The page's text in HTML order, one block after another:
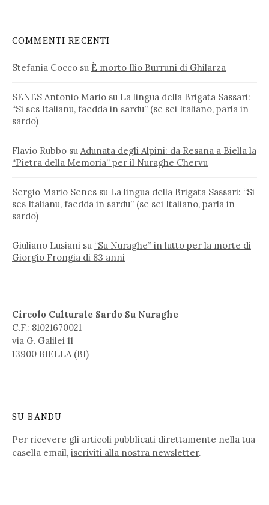
COMMENTI RECENTI
Stefania Cocco su È morto Ilio Burruni di Ghilarza
SENES Antonio Mario su La lingua della Brigata Sassari:
“Si ses Italianu, faedda in sardu” (se sei Italiano, parla in
sardo)
Flavio Rubbo su Adunata degli Alpini: da Resana a Biella la
“Pietra della Memoria” per il Nuraghe Chervu
Sergio Mario Senes su La lingua della Brigata Sassari: “Si
ses Italianu, faedda in sardu” (se sei Italiano, parla in
sardo)
Giuliano Lusiani su “Su Nuraghe” in lutto per la morte di
Giorgio Frongia di 83 anni
Circolo Culturale Sardo Su Nuraghe
C.F.: 81021670021
via G. Galilei 11
13900 BIELLA (BI)
SU BANDU
Per ricevere gli articoli pubblicati direttamente nella tua
casella email, iscriviti alla nostra newsletter.